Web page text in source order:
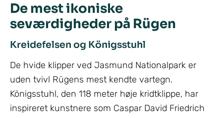
De mest ikoniske
seværdigheder på Rügen
Kreidefelsen og Königsstuhl
De hvide klipper ved Jasmund Nationalpark er
uden tvivl Rügens mest kendte vartegn.
Königsstuhl, den 118 meter høje kridtklippe, har
inspireret kunstnere som Caspar David Friedrich